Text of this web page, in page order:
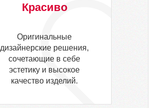
Красиво
Оригинальные
дизайнерские решения,
сочетающие в себе
эстетику и высокое
качество изделий.